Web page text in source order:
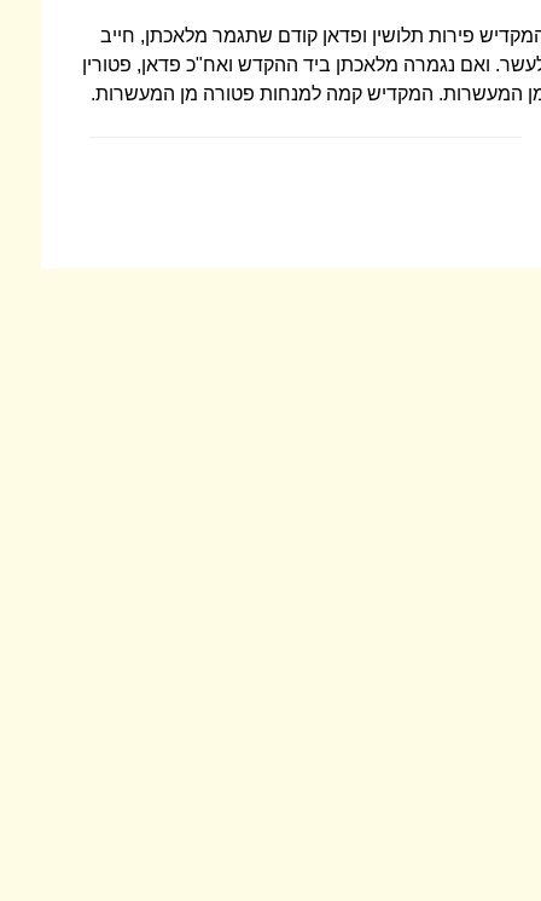
פירות תלושין ופדאן קודם שתגמר מלאכתן, חייב
ואם נגמרה מלאכתן ביד ההקדש ואח"כ פדאן, פטורין
המעשרות. המקדיש קמה למנחות פטורה מן המעשרות.